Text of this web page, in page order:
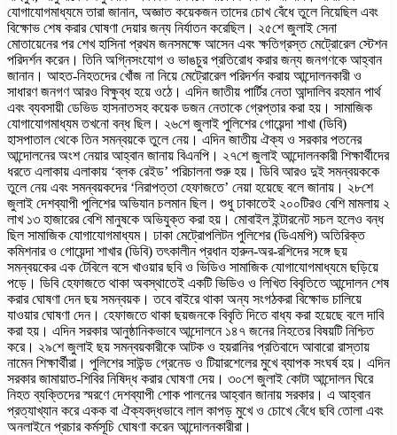
যোগাযোগমাধ্যমে তারা জানান, অজ্ঞাত কয়েকজন তাদের চোখ বেঁধে তুলে নিয়েছিল এবং
বিক্ষোভ শেষ করার ঘোষণা দেয়ার জন্য নির্যাতন করেছিল। ২৫শে জুলাই সেনা
মোতায়েনের পর শেখ হাসিনা প্রথম জনসমক্ষে আসেন এবং ক্ষতিগ্রস্ত মেট্রোরেল স্টেশন
পরিদর্শন করেন। তিনি অগ্নিসংযোগ ও ভাঙচুর প্রতিরোধ করার জন্য জনগণকে আহ্বান
জানান। আহত-নিহতদের খোঁজ না নিয়ে মেট্রোরেল পরিদর্শন করায় আন্দোলনকারী ও
সাধারণ জনগণ আরও বিক্ষুব্ধ হয়ে ওঠে। এদিন জাতীয় পার্টির নেতা আন্দালিব রহমান পার্থ
এবং ব্যবসায়ী ডেভিড হাসনাতসহ কয়েক ডজন নেতাকে গ্রেপ্তার করা হয়। সামাজিক
যোগাযোগমাধ্যম তখনো বন্ধ ছিল। ২৬শে জুলাই পুলিশের গোয়েন্দা শাখা (ডিবি)
হাসপাতাল থেকে তিন সমন্বয়কে তুলে নেয়। এদিন জাতীয় ঐক্য ও সরকার পতনের
আন্দোলনের অংশ নেয়ার আহ্বান জানায় বিএনপি। ২৭শে জুলাই আন্দোলনকারী শিক্ষার্থীদের
ধরতে এলাকায় এলাকায় ‘ব্লক রেইড’ পরিচালনা শুরু হয়। ডিবি আরও দুই সমন্বয়ককে
তুলে নেয় এবং সমন্বয়কদের ‘নিরাপত্তা হেফাজতে’ নেয়া হয়েছে বলে জানায়। ২৮শে
জুলাই দেশব্যাপী পুলিশের অভিযান চলমান ছিল। শুধু ঢাকাতেই ২০০টিরও বেশি মামলায় ২
লাখ ১৩ হাজারের বেশি মানুষকে অভিযুক্ত করা হয়। মোবাইল ইন্টারনেট সচল হলেও বন্ধ
ছিল সামাজিক যোগাযোগমাধ্যম। ঢাকা মেট্রোপলিটন পুলিশের (ডিএমপি) অতিরিক্ত
কমিশনার ও গোয়েন্দা শাখার (ডিবি) তৎকালীন প্রধান হারুন-অর-রশিদের সঙ্গে ছয়
সমন্বয়কের এক টেবিলে বসে খাওয়ার ছবি ও ভিডিও সামাজিক যোগাযোগমাধ্যমে ছড়িয়ে
পড়ে। ডিবি হেফাজতে থাকা অবস্থাতেই একটি ভিডিও ও লিখিত বিবৃতিতে আন্দোলন শেষ
করার ঘোষণা দেন ছয় সমন্বয়ক। তবে বাইরে থাকা অন্য সংগঠকরা বিক্ষোভ চালিয়ে
যাওয়ার ঘোষণা দেন। হেফাজতে থাকা ছয়জনকে বিবৃতি দিতে বাধ্য করা হয়েছে বলে দাবি
করা হয়। এদিন সরকার আনুষ্ঠানিকভাবে আন্দোলনে ১৪৭ জনের নিহতের বিষয়টি নিশ্চিত
করে। ২৯শে জুলাই ছয় সমন্বয়কারীকে আটক ও হয়রানির প্রতিবাদে আবারো রাস্তায়
নামেন শিক্ষার্থীরা। পুলিশের সাউন্ড গ্রেনেড ও টিয়ারশেলের মুখে ব্যাপক সংঘর্ষ হয়। এদিন
সরকার জামায়াত-শিবির নিষিদ্ধ করার ঘোষণা দেয়। ৩০শে জুলাই কোটা আন্দোলন ঘিরে
নিহত ব্যক্তিদের স্মরণে দেশব্যাপী শোক পালনের আহ্বান জানায় সরকার। এ আহ্বান
প্রত্যাখ্যান করে একক বা ঐক্যবদ্ধভাবে লাল কাপড় মুখে ও চোখে বেঁধে ছবি তোলা এবং
অনলাইনে প্রচার কর্মসূচি ঘোষণা করেন আন্দোলনকারীরা।